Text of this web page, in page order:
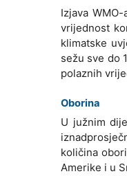
Izjava
vrijednost
klimatske
sežu sve do
polaznih
Oborina
U južnim
količina
Amerike i u